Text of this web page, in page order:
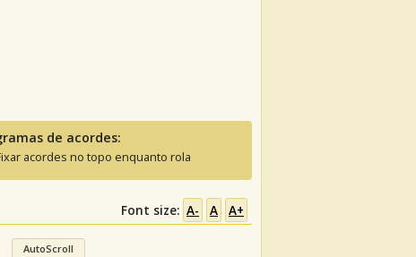
de acordes:
acordes no topo enquanto rola
Font size: A- A A+
AutoScroll